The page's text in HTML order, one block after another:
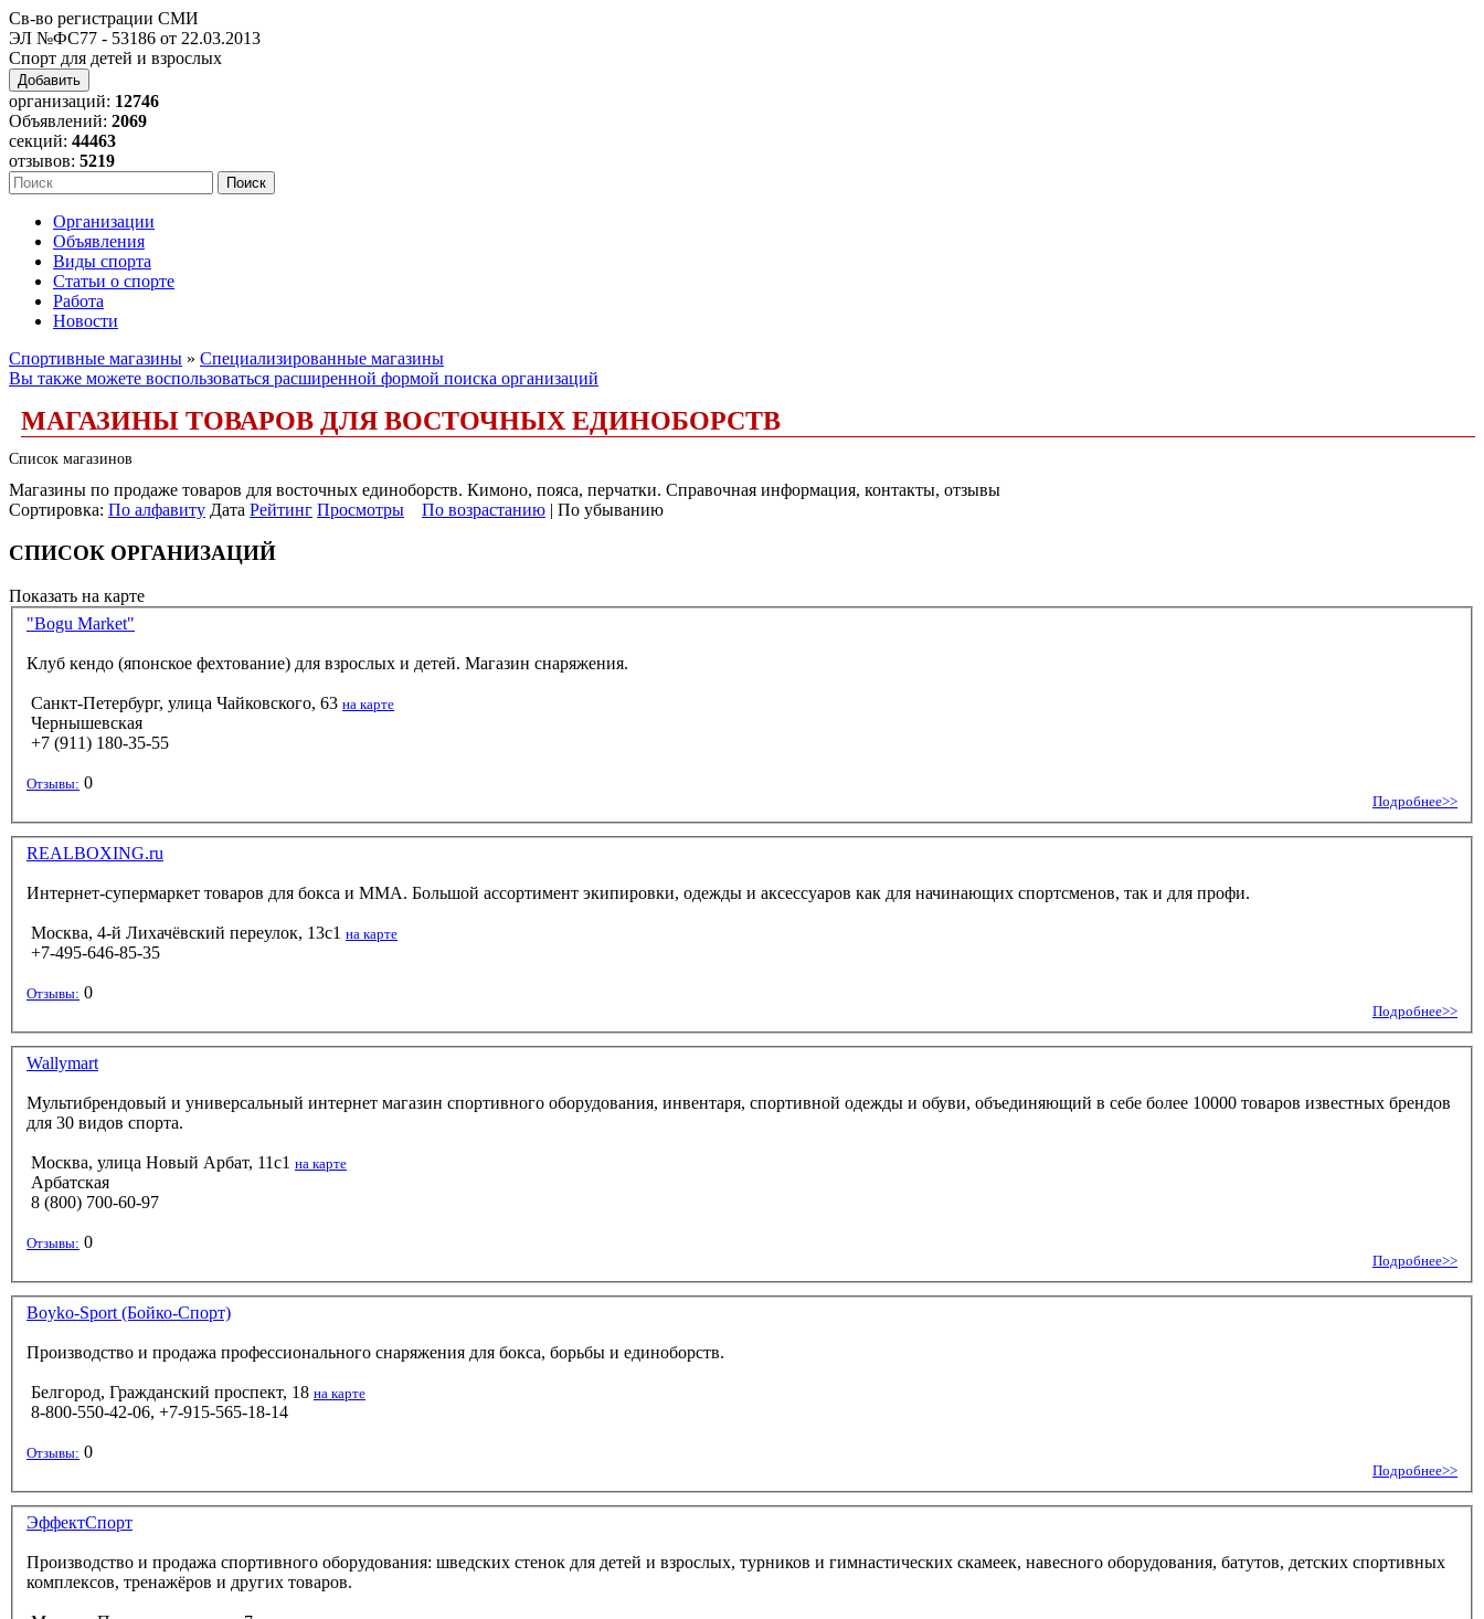
Св-во регистрации СМИ
ЭЛ №ФС77 - 53186 от 22.03.2013
Спорт для детей и взрослых
Добавить
организаций: 12746
Объявлений: 2069
секций: 44463
отзывов: 5219
Организации
Объявления
Виды спорта
Статьи о спорте
Работа
Новости
Спортивные магазины » Специализированные магазины
Вы также можете воспользоваться расширенной формой поиска организаций
МАГАЗИНЫ ТОВАРОВ ДЛЯ ВОСТОЧНЫХ ЕДИНОБОРСТВ
Список магазинов
Магазины по продаже товаров для восточных единоборств. Кимоно, пояса, перчатки. Справочная информация, контакты, отзывы
Сортировка: По алфавиту Дата Рейтинг Просмотры По возрастанию | По убыванию
СПИСОК ОРГАНИЗАЦИЙ
Показать на карте
"Bogu Market"
Клуб кендо (японское фехтование) для взрослых и детей. Магазин снаряжения.
Санкт-Петербург, улица Чайковского, 63 на карте
Чернышевская
+7 (911) 180-35-55
Отзывы: 0
Подробнее>>
REALBOXING.ru
Интернет-супермаркет товаров для бокса и ММА. Большой ассортимент экипировки, одежды и аксессуаров как для начинающих спортсменов, так и для профи.
Москва, 4-й Лихачёвский переулок, 13с1 на карте
+7-495-646-85-35
Отзывы: 0
Подробнее>>
Wallymart
Мультибрендовый и универсальный интернет магазин спортивного оборудования, инвентаря, спортивной одежды и обуви, объединяющий в себе более 10000 товаров известных брендов
для 30 видов спорта.
Москва, улица Новый Арбат, 11с1 на карте
Арбатская
8 (800) 700-60-97
Отзывы: 0
Подробнее>>
Boyko-Sport (Бойко-Спорт)
Производство и продажа профессионального снаряжения для бокса, борьбы и единоборств.
Белгород, Гражданский проспект, 18 на карте
8-800-550-42-06, +7-915-565-18-14
Отзывы: 0
Подробнее>>
ЭффектСпорт
Производство и продажа спортивного оборудования: шведских стенок для детей и взрослых, турников и гимнастических скамеек, навесного оборудования, батутов, детских спортивных
комплексов, тренажёров и других товаров.